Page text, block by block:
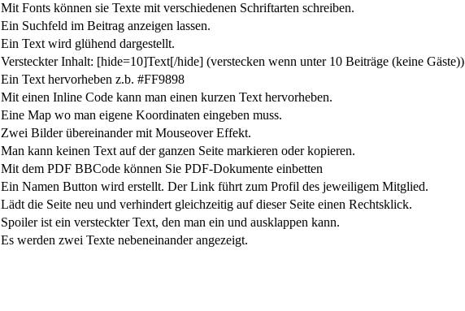
Mit Fonts können sie Texte mit verschiedenen Schriftarten schreiben.
Ein Suchfeld im Beitrag anzeigen lassen.
Ein Text wird glühend dargestellt.
Versteckter Inhalt: [hide=10]Text[/hide] (verstecken wenn unter 10 Beiträge (keine Gäste))
Ein Text hervorheben z.b. #FF9898
Mit einen Inline Code kann man einen kurzen Text hervorheben.
Eine Map wo man eigene Koordinaten eingeben muss.
Zwei Bilder übereinander mit Mouseover Effekt.
Man kann keinen Text auf der ganzen Seite markieren oder kopieren.
Mit dem PDF BBCode können Sie PDF-Dokumente einbetten
Ein Namen Button wird erstellt. Der Link führt zum Profil des jeweiligem Mitglied.
Lädt die Seite neu und verhindert gleichzeitig auf dieser Seite einen Rechtsklick.
Spoiler ist ein versteckter Text, den man ein und ausklappen kann.
Es werden zwei Texte nebeneinander angezeigt.